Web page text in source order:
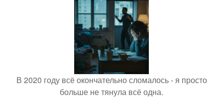
В 2020 году всё окончательно сломалось - я просто
больше не тянула всё одна.